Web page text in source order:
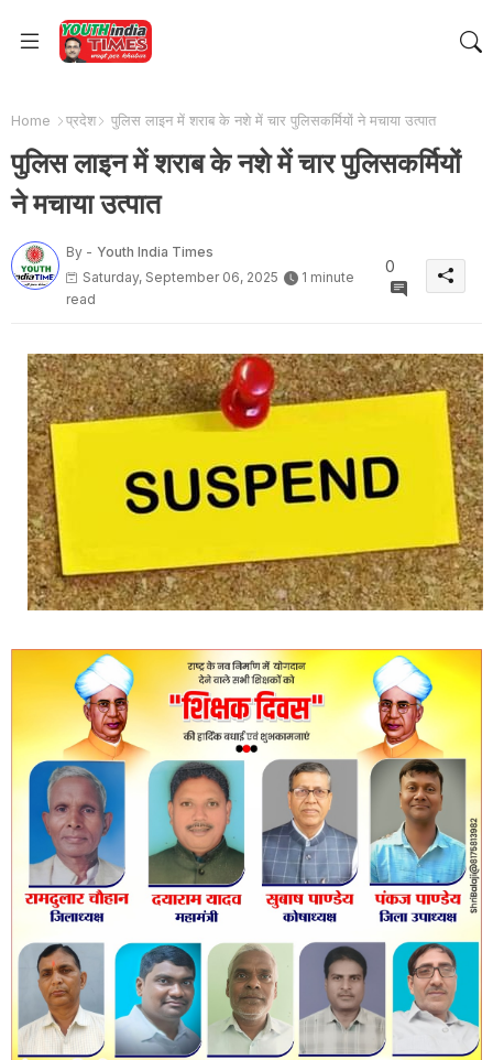
Home प्रदेश पुलिस लाइन में शराब के नशे में चार पुलिसकर्मियों ने मचाया उत्पात
पुलिस लाइन में शराब के नशे में चार पुलिसकर्मियों
ने मचाया उत्पात
By - Youth India Times
Saturday, September 06, 2025
1 minute
read
0